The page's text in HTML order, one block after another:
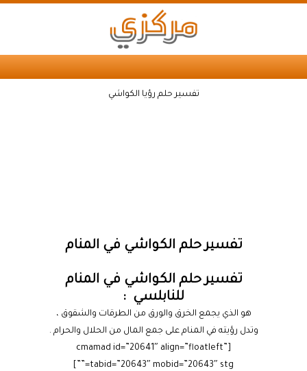
تفسير حلم رؤيا الكواشي
تفسير حلم الكواشي في المنام
تفسير حلم الكواشي في المنام
للنابلسي :
هو الذي يجمع الخرق والورق من الطرقات والشقوق ،
وتدل رؤيته في المنام على جمع المال من الحلال والحرام .
[cmamad id=”20641″ align=”floatleft”
tabid=”20643″ mobid=”20643″ stg=””]